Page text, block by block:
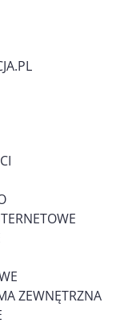
ZEWNĘTRZNA